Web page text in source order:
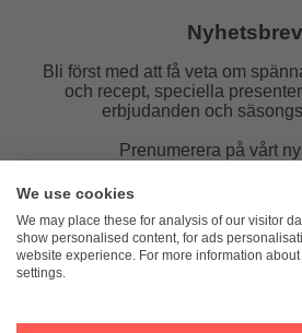
Nyhetsbrev
Bli först med att få veta om
och recept, speciella
erbjudanden och
Prenumerera på vårt
E-post:
We use cookies
We may place these for analysis of our visitor
show personalised content, for ads
website experience. For more information
settings.